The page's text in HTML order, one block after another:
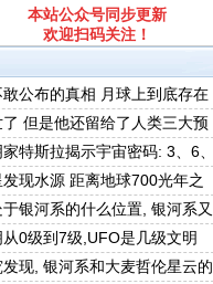
本站公众号同步更新
欢迎扫码关注！
公布的真相 月球上到底存在
但是他还留给了人类三大预
特斯拉揭示宇宙密码: 3、6、
真相
现水源 距离地球700光年之
银河系的什么位置, 银河系又
的什么位置?
0级到7级,UFO是几级文明
现, 银河系和大麦哲伦星云的